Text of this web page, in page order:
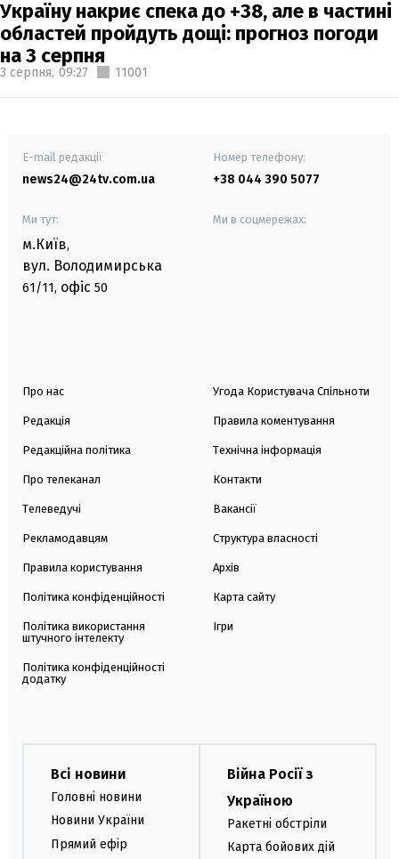
Україну накриє спека до +38, але в частині
областей пройдуть дощі: прогноз погоди
на 3 серпня
3 серпня, 09:27 11001
E-mail редакції
news24@24tv.com.ua
Номер телефону:
+38 044 390 5077
Ми тут:
м.Київ,
вул. Володимирська
61/11, офіс 50
Ми в соцмережах:
Про нас
Редакція
Редакційна політика
Про телеканал
Телеведучі
Рекламодавцям
Правила користування
Політика конфіденційності
Політика використання
штучного інтелекту
Політика конфіденційності
додатку
Угода Користувача Спільноти
Правила коментування
Технічна інформація
Контакти
Вакансії
Структура власності
Архів
Карта сайту
Ігри
Всі новини
Головні новини
Новини України
Прямий ефір
Війна Росії з
Україною
Ракетні обстріли
Карта бойових дій